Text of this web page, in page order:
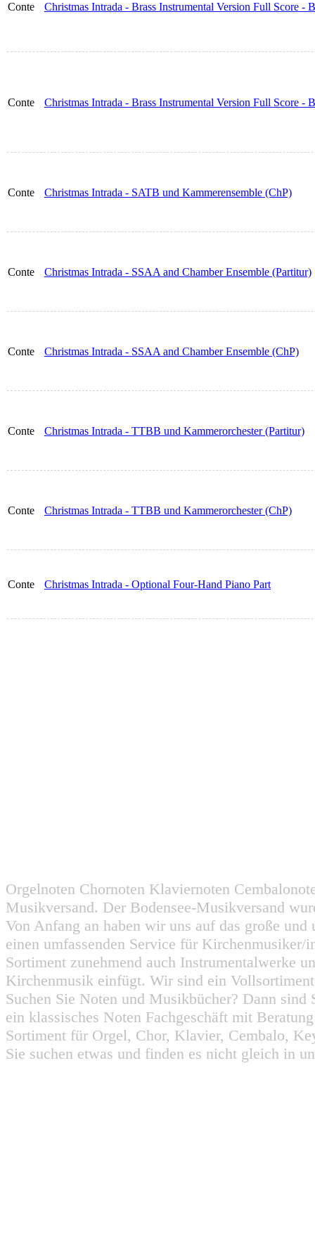
Conte Christmas Intrada - Brass Instrumental Version Full Score -
Conte Christmas Intrada - Brass Instrumental Version Full Score -
Conte Christmas Intrada - SATB und Kammerensemble (ChP)
Conte Christmas Intrada - SSAA and Chamber Ensemble (Partitur)
Conte Christmas Intrada - SSAA and Chamber Ensemble (ChP)
Conte Christmas Intrada - TTBB und Kammerorchester (Partitur)
Conte Christmas Intrada - TTBB und Kammerorchester (ChP)
Conte Christmas Intrada - Optional Four-Hand Piano Part
Orgelnoten Chornoten Klaviernoten
Musikversand. Der Bodensee-Musikversand
Von Anfang an haben wir uns auf das große
einen umfassenden Service für
Sortiment zunehmend auch Instrumentalwerke
Kirchenmusik einfügt. Wir sind ein
Suchen Sie Noten und Musikbücher? Dann
ein klassisches Noten Fachgeschäft mit
Sortiment für Orgel, Chor, Klavier, Cembalo,
Sie suchen etwas und finden es nicht gleich in